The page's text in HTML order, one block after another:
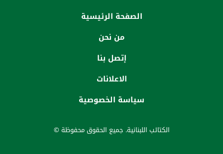
الصفحة الرئيسية
من نحن
إتصل بنا
الاعلانات
سياسة الخصوصية
الكتائب اللبنانية. جميع الحقوق محفوظة ©